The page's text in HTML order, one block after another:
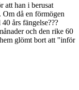
att han i berusat
då en förmögen
års fängelse???
och den rike 60
glömt bort att "inför